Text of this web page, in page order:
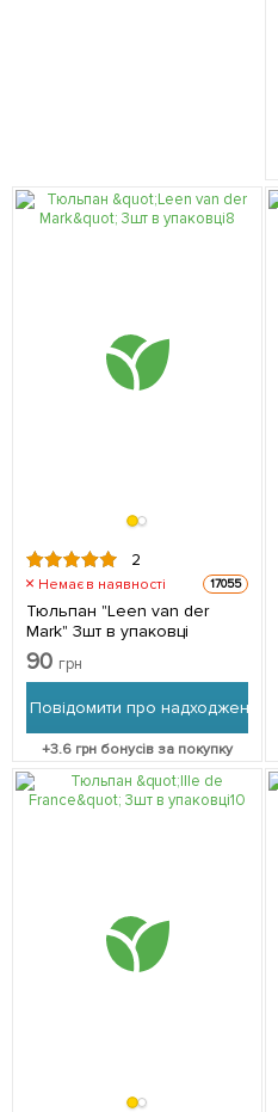
2
Немає в наявності 17055
Тюльпан "Leen van der
Mark" 3шт в упаковці
90 грн
Повідомити про надходження
+3.6 грн бонусів за покупку